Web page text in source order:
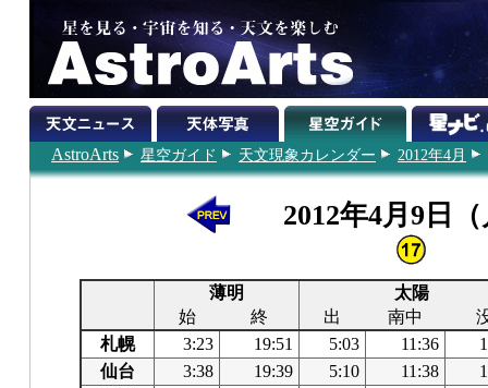
AstroArts 星空ガイド 天文現象カレンダー 2012年4月
2012年4月9日
薄明
太陽
始
終 出 南中
札幌
3:23 19:51 5:03 11:36
仙台
3:38 19:39 5:10 11:38